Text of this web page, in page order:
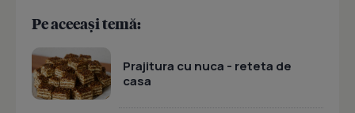
Pe aceeași temă:
Prajitura cu nuca - reteta de
casa